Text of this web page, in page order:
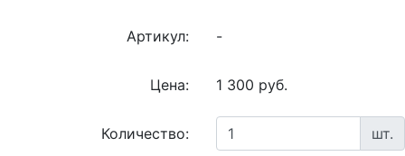
Артикул: -
Цена: 1 300 руб.
Количество: шт.